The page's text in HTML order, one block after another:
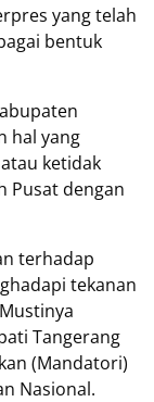
yang telah
bentuk
hal yang
ketidak
Pusat dengan
terhadap
tekanan
Tangerang
(Mandatori)
Nasional.